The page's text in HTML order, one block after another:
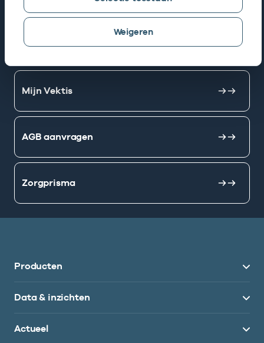
Weigeren
Snel naar
AGB zoeken
Mijn Vektis
AGB aanvragen
Zorgprisma
Producten
Data & inzichten
Actueel